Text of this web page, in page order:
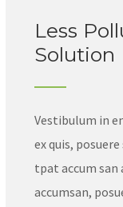
Less
Solution
Vestibulum in
ex quis,
tpat accum san
accumsan,